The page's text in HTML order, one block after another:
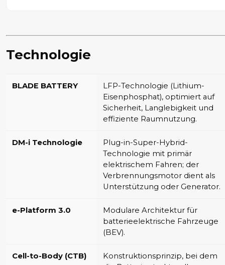
Technologie
BLADE BATTERY
LFP-Technologie (Lithium-
Eisenphosphat), optimiert auf
Sicherheit, Langlebigkeit und
effiziente Raumnutzung.
DM-i Technologie
Plug-in-Super-Hybrid-
Technologie mit primär
elektrischem Fahren; der
Verbrennungsmotor dient als
Unterstützung oder Generator.
e-Platform 3.0
Modulare Architektur für
batterieelektrische Fahrzeuge
(BEV).
Cell-to-Body (CTB)
Konstruktionsprinzip, bei dem